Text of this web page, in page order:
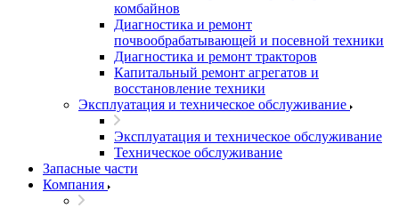
комбайнов
Диагностика и ремонт
почвообрабатывающей и посевной техники
Диагностика и ремонт тракторов
Капитальный ремонт агрегатов и
восстановление техники
Эксплуатация и техническое обслуживание
Эксплуатация и техническое обслуживание
Техническое обслуживание
Запасные части
Компания